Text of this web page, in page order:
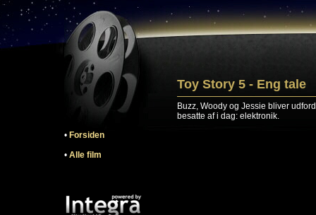
• Forsiden
• Alle film
Toy Story 5 - Eng tale
Buzz, Woody og Jessie bliver
besatte af i dag: elektronik.